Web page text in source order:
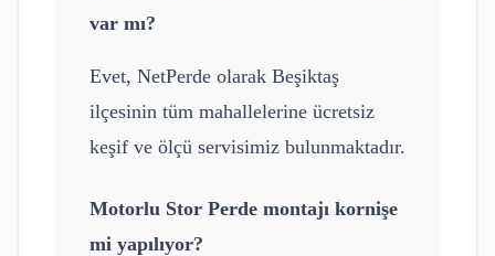
var mı?
Evet, NetPerde olarak Beşiktaş
ilçesinin tüm mahallelerine ücretsiz
keşif ve ölçü servisimiz bulunmaktadır.
Motorlu Stor Perde montajı kornişe
mi yapılıyor?